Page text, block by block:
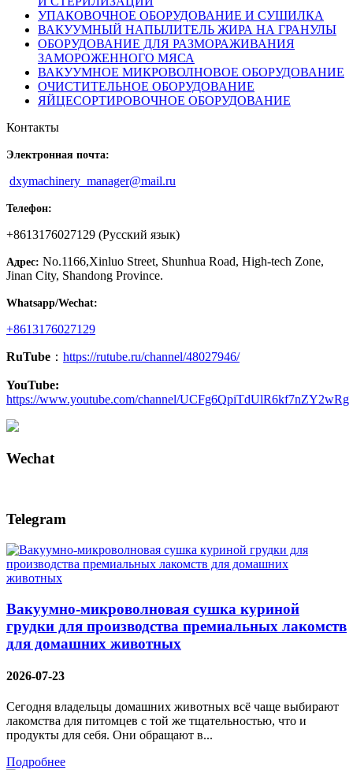
УПАКОВОЧНОЕ ОБОРУДОВАНИЕ И СУШИЛКА
ВАКУУМНЫЙ НАПЫЛИТЕЛЬ ЖИРА НА ГРАНУЛЫ
ОБОРУДОВАНИЕ ДЛЯ РАЗМОРАЖИВАНИЯ
ЗАМОРОЖЕННОГО МЯСА
ВАКУУМНОЕ МИКРОВОЛНОВОЕ ОБОРУДОВАНИЕ
ОЧИСТИТЕЛЬНОЕ ОБОРУДОВАНИЕ
ЯЙЦЕСОРТИРОВОЧНОЕ ОБОРУДОВАНИЕ
Контакты
Электронная почта:
dxymachinery_manager@mail.ru
Телефон:
+8613176027129 (Русский язык)
Адрес: No.1166,Xinluo Street, Shunhua Road, High-tech Zone,
Jinan City, Shandong Province.
Whatsapp/Wechat:
+8613176027129
RuTube ： https://rutube.ru/channel/48027946/
YouTube:
https://www.youtube.com/channel/UCFg6QpiTdUlR6kf7nZY2wRg
Wechat
Telegram
Вакуумно-микроволновая сушка куриной
грудки для производства премиальных лакомств
для домашних животных
2026-07-23
Сегодня владельцы домашних животных всё чаще выбирают
лакомства для питомцев с той же тщательностью, что и
продукты для себя. Они обращают в...
Подробнее